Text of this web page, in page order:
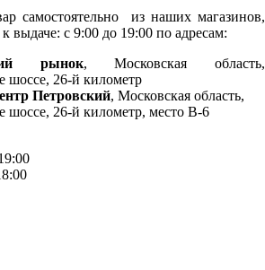
самостоятельно из наших магазинов,
к выдаче: с 9:00 до 19:00 по адресам:
рынок, Московская область,
шоссе, 26-й километр
Петровский, Московская область,
шоссе, 26-й километр, место В-6